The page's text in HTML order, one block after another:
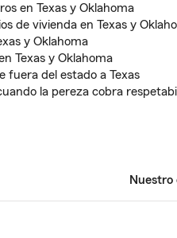
en Texas y Oklahoma
de vivienda en Texas y
y Oklahoma
Texas y Oklahoma
fuera del estado a Texas
la pereza cobra
Nuestro